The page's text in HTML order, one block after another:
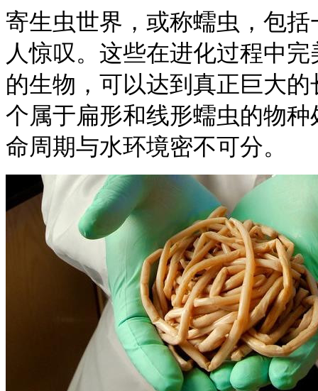
寄生虫世界，或称蠕虫，包
人惊叹。这些在进化过程中
的生物，可以达到真正巨大
个属于扁形和线形蠕虫的物
命周期与水环境密不可分。